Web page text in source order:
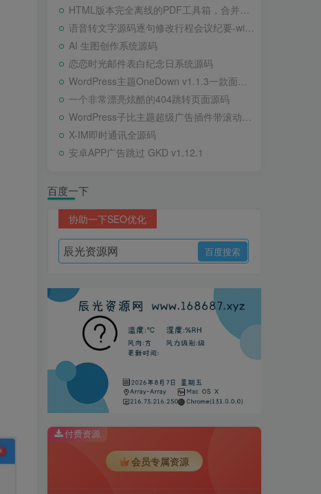
HTML版本完全离线的PDF工具箱，合并、拆分、旋转、删除、PDF转图片、图片转PDF
语音转文字源码逐句修改行程会议纪要-wisper版本
AI 生图创作系统源码
恋恋时光邮件表白纪念日系统源码
WordPress主题OneDown v1.1.3一款面向个人站长的资源下载、技术教程、内容资讯类站点的 WordPress 主题
一个非常漂亮炫酷的404跳转页面源码
WordPress子比主题超级广告插件带滚动公告
X-IM即时通讯全源码
安卓APP广告跳过 GKD v1.12.1
百度一下
协助一下SEO优化
付费资源
会员专属资源